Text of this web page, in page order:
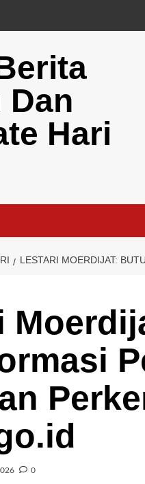
Dan
Hari
LESTARI MOERDIJAT:
0